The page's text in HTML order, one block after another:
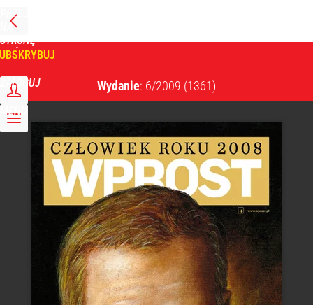
PRZEJDŹ
NA
STRONĘ
GŁÓWNĄ
ZALOGUJ
MENU
Wydanie: 6/2009 (1361)